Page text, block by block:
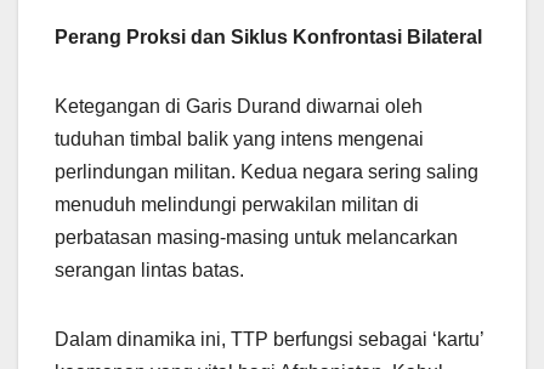
Perang Proksi dan Siklus Konfrontasi Bilateral
Ketegangan di Garis Durand diwarnai oleh
tuduhan timbal balik yang intens mengenai
perlindungan militan. Kedua negara sering saling
menuduh melindungi perwakilan militan di
perbatasan masing-masing untuk melancarkan
serangan lintas batas.
Dalam dinamika ini, TTP berfungsi sebagai ‘kartu’